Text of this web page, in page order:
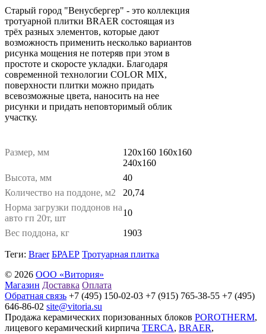
Старый город "Венусбергер" - это коллекция
тротуарной плитки BRAER состоящая из
трёх разных элементов, которые дают
возможность применить несколько вариантов
рисунка мощения не потеряв при этом в
простоте и скоросте укладки. Благодаря
современной технологии COLOR MIX,
поверхности плитки можно придать
всевозможные цвета, наносить на нее
рисунки и придать неповторимый облик
участку.
Размер, мм
120х160 160х160
240х160
Высота, мм
40
Количество на поддоне, м2
20,74
Норма загрузки поддонов на
авто гп 20т, шт
10
Вес поддона, кг
1903
Теги: Braer БРАЕР Тротуарная плитка
© 2026 ООО «Витория»
Магазин Доставка Оплата
Обратная связь +7 (495) 150-02-03 +7 (915) 765-38-55 +7 (495)
646-86-02 site@vitoria.su
Продажа керамических поризованных блоков POROTHERM,
лицевого керамический кирпича TERCA, BRAER,